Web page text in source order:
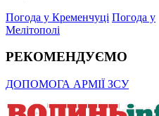
Погода у Кременчуці Погода у
Мелітополі
РЕКОМЕНДУЄМО
ДОПОМОГА АРМІЇ ЗСУ